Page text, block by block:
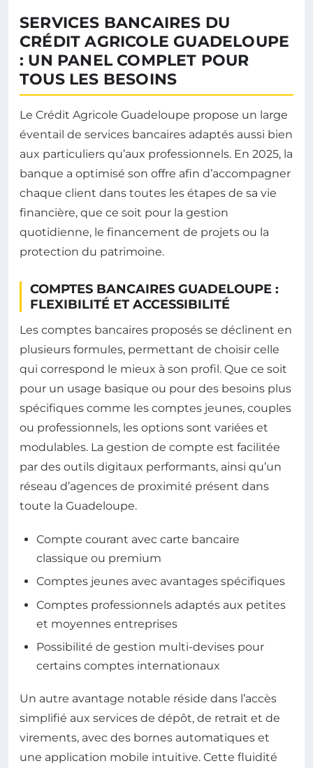
SERVICES BANCAIRES DU
CRÉDIT AGRICOLE GUADELOUPE
: UN PANEL COMPLET POUR
TOUS LES BESOINS
Le Crédit Agricole Guadeloupe propose un large
éventail de services bancaires adaptés aussi bien
aux particuliers qu’aux professionnels. En 2025, la
banque a optimisé son offre afin d’accompagner
chaque client dans toutes les étapes de sa vie
financière, que ce soit pour la gestion
quotidienne, le financement de projets ou la
protection du patrimoine.
COMPTES BANCAIRES GUADELOUPE :
FLEXIBILITÉ ET ACCESSIBILITÉ
Les comptes bancaires proposés se déclinent en
plusieurs formules, permettant de choisir celle
qui correspond le mieux à son profil. Que ce soit
pour un usage basique ou pour des besoins plus
spécifiques comme les comptes jeunes, couples
ou professionnels, les options sont variées et
modulables. La gestion de compte est facilitée
par des outils digitaux performants, ainsi qu’un
réseau d’agences de proximité présent dans
toute la Guadeloupe.
Compte courant avec carte bancaire
classique ou premium
Comptes jeunes avec avantages spécifiques
Comptes professionnels adaptés aux petites
et moyennes entreprises
Possibilité de gestion multi-devises pour
certains comptes internationaux
Un autre avantage notable réside dans l’accès
simplifié aux services de dépôt, de retrait et de
virements, avec des bornes automatiques et
une application mobile intuitive. Cette fluidité